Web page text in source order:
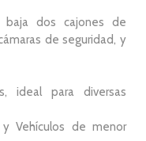
dos cajones de
de seguridad, y
ideal para diversas
Vehículos de menor